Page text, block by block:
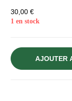
30,00€
1 en stock
AJOUTER